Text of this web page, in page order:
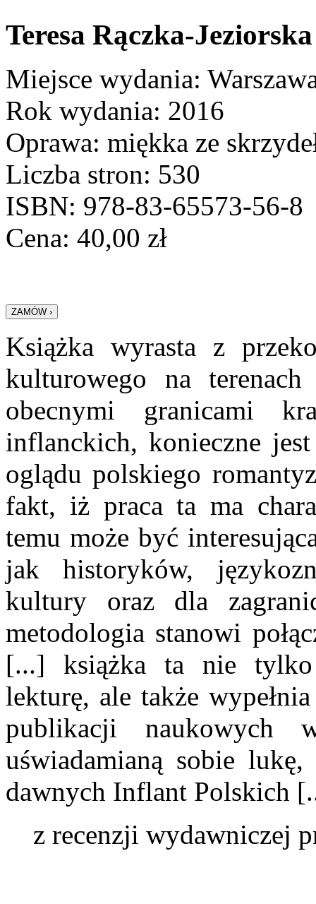
Teresa Rączka-Jeziorska
Miejsce wydania:
Rok wydania: 2016
Oprawa: miękka ze
Liczba stron: 530
ISBN: 978-83-65573-56-8
Cena: 40,00 zł
Książka wyrasta z
kulturowego na
obecnymi granicami
inflanckich, konieczne
oglądu polskiego
fakt, iż praca ta ma
temu może być
jak historyków,
kultury oraz dla
metodologia stanowi
[...] książka ta nie
lekturę, ale także
publikacji naukowych
uświadamianą sobie
dawnych Inflant Polskich
z recenzji wydawniczej